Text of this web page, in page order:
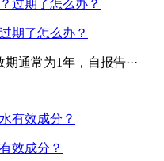
期了怎么办？
通常为1年，自报告···
效成分？